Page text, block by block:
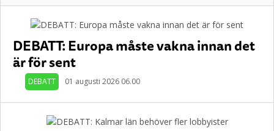
DEBATT: Europa måste vakna innan det
är för sent
DEBATT 01 augusti 2026 06.00